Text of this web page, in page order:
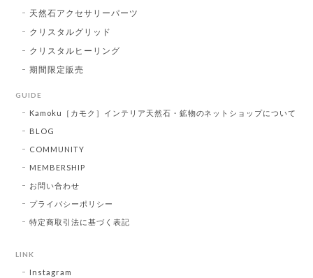
天然石アクセサリーパーツ
クリスタルグリッド
クリスタルヒーリング
期間限定販売
GUIDE
Kamoku［カモク］インテリア天然石・鉱物のネットショップについて
BLOG
COMMUNITY
MEMBERSHIP
お問い合わせ
プライバシーポリシー
特定商取引法に基づく表記
LINK
Instagram